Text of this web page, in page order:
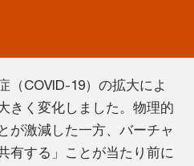
（COVID-19）の拡大によ
きく変化しました。物理的
が激減した一方、バーチャ
有する」ことが当たり前に